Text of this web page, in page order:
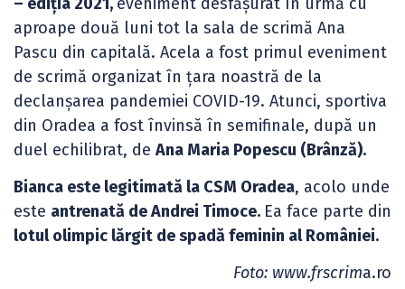
aproape două luni tot la sala de scrimă Ana
Pascu din capitală. Acela a fost primul eveniment
de scrimă organizat în țara noastră de la
declanșarea pandemiei COVID-19. Atunci, sportiva
din Oradea a fost învinsă în semifinale, după un
duel echilibrat, de Ana Maria Popescu (Brânză).
Bianca este legitimată la CSM Oradea, acolo unde
este antrenată de Andrei Timoce. Ea face parte din
lotul olimpic lărgit de spadă feminin al României.
Foto: www.frscrima.ro